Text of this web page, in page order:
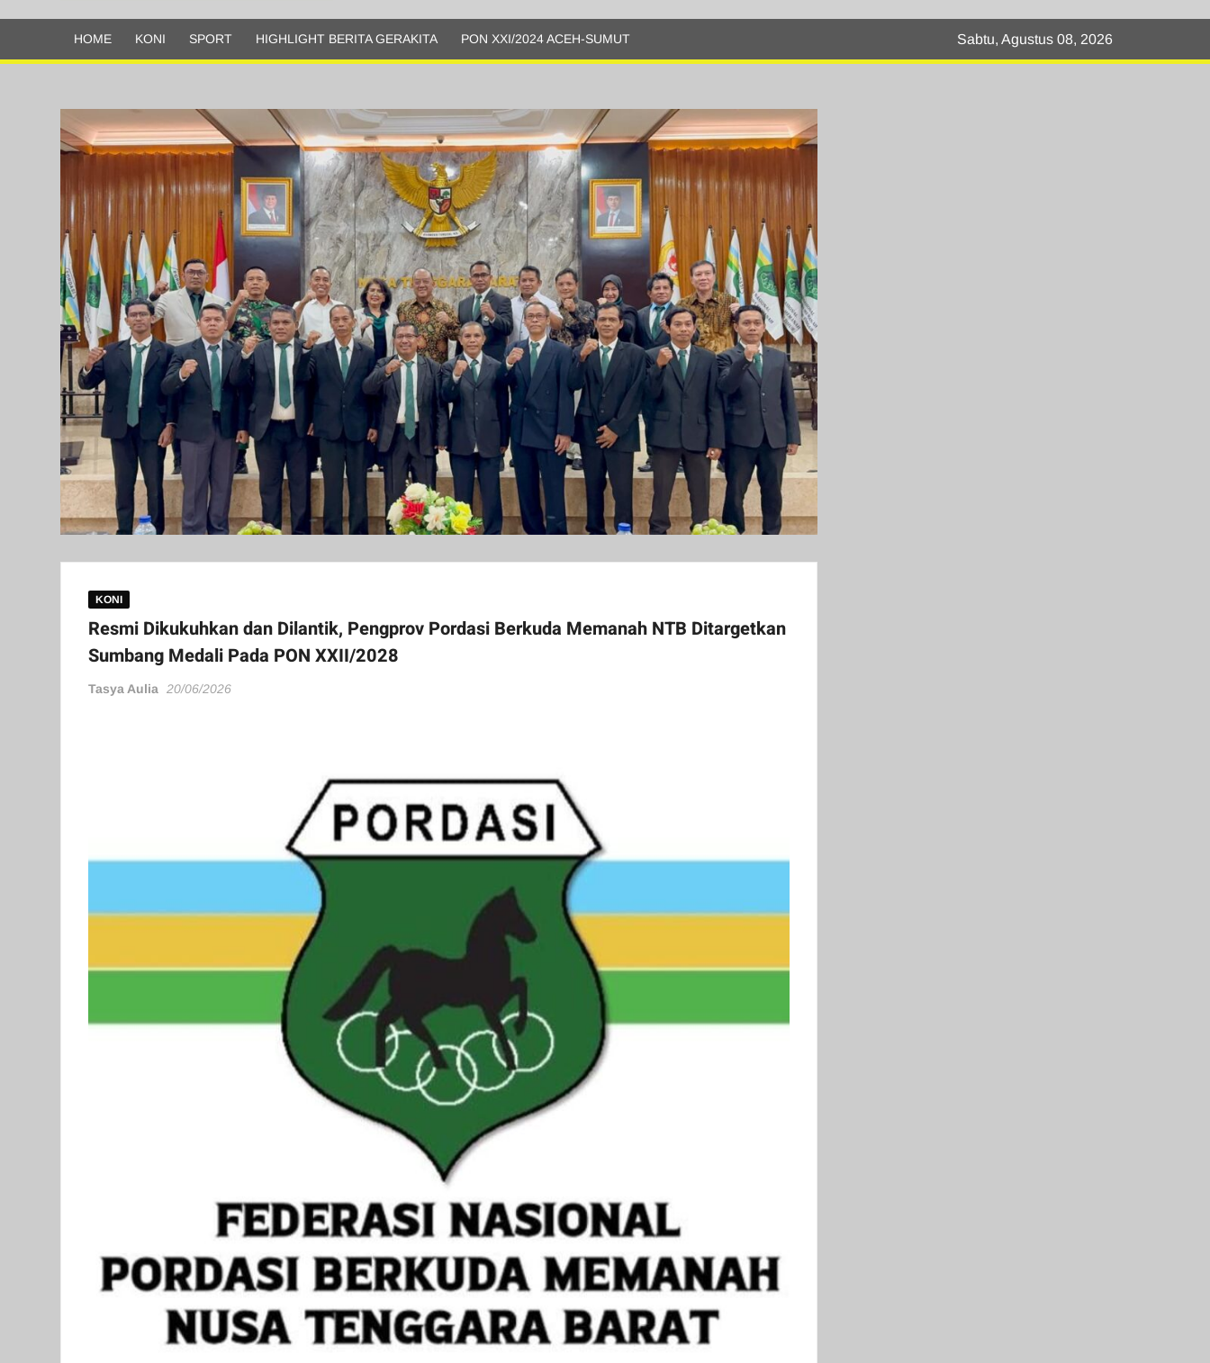
Olahraga
HOME KONI SPORT HIGHLIGHT BERITA GERAKITA PON XXI/2024 ACEH-SUMUT Sabtu, Agustus 08, 2026
KONI
Resmi Dikukuhkan dan Dilantik, Pengprov Pordasi Berkuda Memanah NTB Ditargetkan
Sumbang Medali Pada PON XXII/2028
Tasya Aulia 20/06/2026